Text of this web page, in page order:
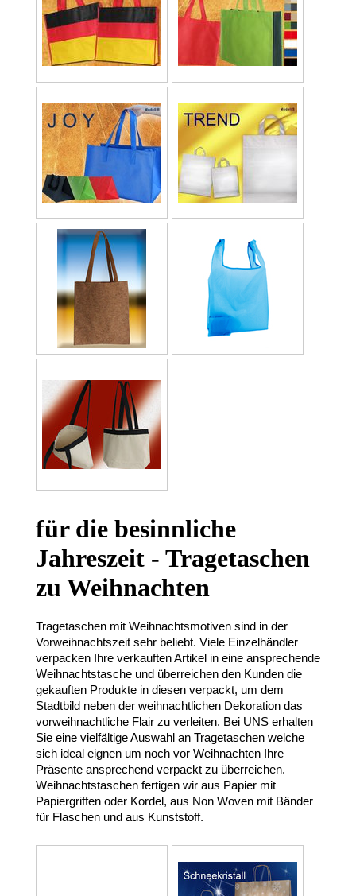
für die besinnliche
Jahreszeit - Tragetaschen
zu Weihnachten
Tragetaschen mit Weihnachtsmotiven sind in der
Vorweihnachtszeit sehr beliebt. Viele Einzelhändler
verpacken Ihre verkauften Artikel in eine ansprechende
Weihnachtstasche und überreichen den Kunden die
gekauften Produkte in diesen verpackt, um dem
Stadtbild neben der weihnachtlichen Dekoration das
vorweihnachtliche Flair zu verleiten. Bei UNS erhalten
Sie eine vielfältige Auswahl an Tragetaschen welche
sich ideal eignen um noch vor Weihnachten Ihre
Präsente ansprechend verpackt zu überreichen.
Weihnachtstaschen fertigen wir aus Papier mit
Papiergriffen oder Kordel, aus Non Woven mit Bänder
für Flaschen und aus Kunststoff.